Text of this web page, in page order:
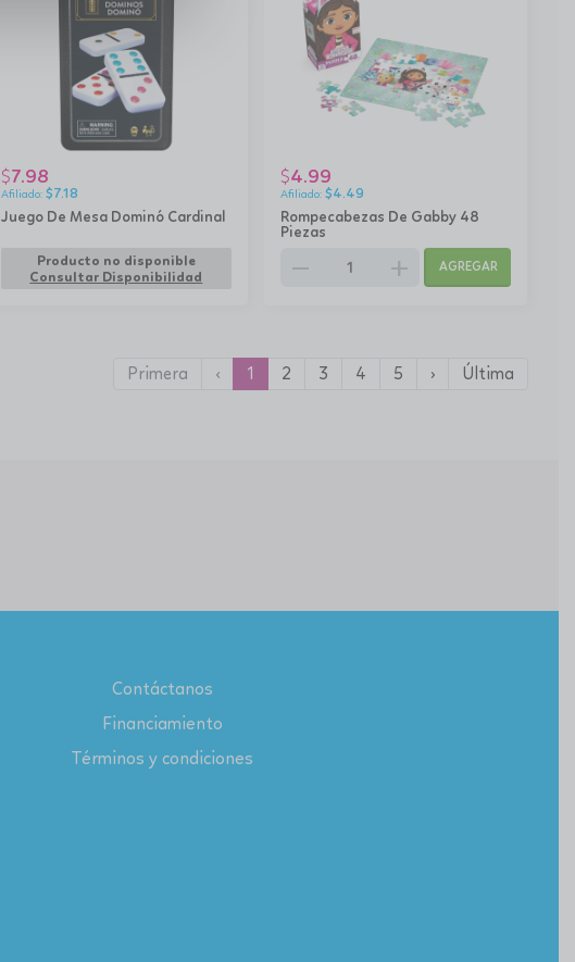
Juego De Mesa Dominó Cardinal
$7.98
$7.18
Producto no disponible
Consultar Disponibilidad
Rompecabezas De Gabby 48
Piezas
$4.99
$4.49
remove add AGREGAR
Primera ‹ 1 2 3 4 5 › Última
Contáctanos
Financiamiento
Términos y condiciones